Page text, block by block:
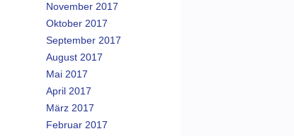
November 2017
Oktober 2017
September 2017
August 2017
Mai 2017
April 2017
März 2017
Februar 2017